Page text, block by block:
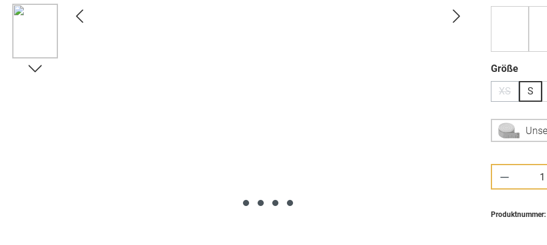
Größe
XS
(Diese
S
Produktnummer: